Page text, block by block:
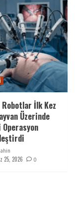
Robotlar İlk Kez
Üzerinde
25, 2026 0